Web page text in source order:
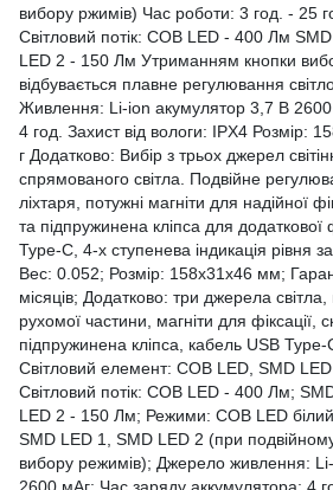
вибору ржимів) Час роботи: 3 год. - 25
Світловий потік: СОВ LED - 400 Лм
LED 2 - 150 Лм Утриманням кнопки
відбувається плавне регулювання
Живлення: Li-ion акумулятор 3,7 В
4 год. Захист від вологи: IPX4 Розмір:
г Додатково: Вибір з трьох джерел
спрямованого світла. Подвійне
ліхтаря, потужні магніти для надійної
та підпружинена кліпса для додаткової
Type-C, 4-х ступенева індикація рівня
Вес: 0.052; Розмір: 158x31x46 мм;
місяців; Додатково: три джерела
рухомої частини, магніти для фіксації,
підпружинена кліпса, кабель USB Type-
Світловий елемент: СОВ LED, SMD
Світловий потік: СОВ LED - 400 Лм;
LED 2 - 150 Лм; Режими: СОВ LED
SMD LED 1, SMD LED 2 (при
вибору режимів); Джерело живлення: